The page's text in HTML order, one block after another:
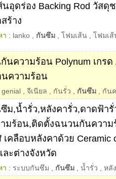
อุดร่อง Backing Rod วัสดุ
ร้าง
า : lanko กันซึม โฟมเส้น
โฟมเส้
นความร้อน Polynum เกร
นความร้อน
genial จีเนียล กันรั่ว กันซึม กัน
ม,น้ำรั่ว,หลังคารั่ว,ดาดฟ้ารั่
มร้อน,ติดตั้งฉนวนกันความ
เคลือบหลังคาด้วย Ceramic
ละต่างจังหวัด
า : ระบบกันซึม กันซึม น้ำรั่ว หลั